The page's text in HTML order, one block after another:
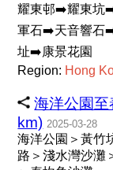
耀東邨➡️耀東坑
軍石➡️天音響石
址➡️康景花園
Region: Hong
海洋公園
km) 2025-03-28
海洋公園＞黃竹
路＞淺水灣沙灘